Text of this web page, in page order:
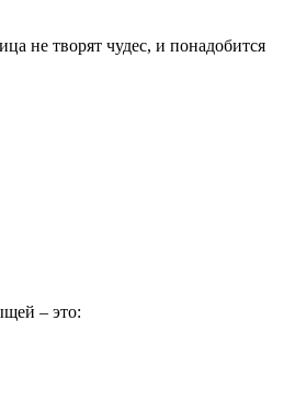
не творят чудес, и понадобится
– это: